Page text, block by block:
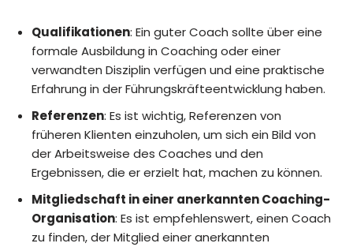
Qualifikationen: Ein guter Coach sollte über eine
formale Ausbildung in Coaching oder einer
verwandten Disziplin verfügen und eine praktische
Erfahrung in der Führungskräfteentwicklung haben.
Referenzen: Es ist wichtig, Referenzen von
früheren Klienten einzuholen, um sich ein Bild von
der Arbeitsweise des Coaches und den
Ergebnissen, die er erzielt hat, machen zu können.
Mitgliedschaft in einer anerkannten Coaching-
Organisation: Es ist empfehlenswert, einen Coach
zu finden, der Mitglied einer anerkannten